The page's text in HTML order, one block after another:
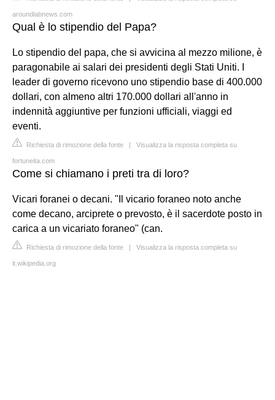
aroundlabnews.com
Qual è lo stipendio del Papa?
Lo stipendio del papa, che si avvicina al mezzo milione, è
paragonabile ai salari dei presidenti degli Stati Uniti. I
leader di governo ricevono uno stipendio base di 400.000
dollari, con almeno altri 170.000 dollari all'anno in
indennità aggiuntive per funzioni ufficiali, viaggi ed
eventi.
Richiesta di rimozione della fonte | Visualizza la risposta completa su
fortuneita.com
Come si chiamano i preti tra di loro?
Vicari foranei o decani. "Il vicario foraneo noto anche
come decano, arciprete o prevosto, è il sacerdote posto in
carica a un vicariato foraneo" (can.
Richiesta di rimozione della fonte | Visualizza la risposta completa su
it.wikipedia.org